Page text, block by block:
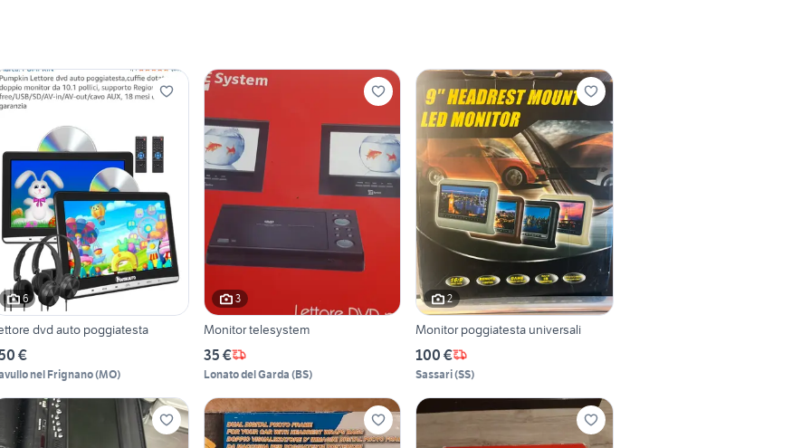
6
dvd auto poggiatesta
€
nel Frignano(MO)
3
Monitor telesystem
35 €
Lonato del Garda (BS)
2
Monitor poggiatesta universali
100 €
Sassari(SS)